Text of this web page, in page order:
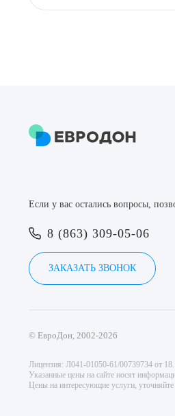
Если у вас остались вопросы,
8 (863) 309-05-06
ЗАКАЗАТЬ ЗВОНОК
© ЕвроДон, 2002-2026
Лицензия: Л041-01050-61/00739734 от
Указанные цены на сайте носят
Цены на интересующие услуги,